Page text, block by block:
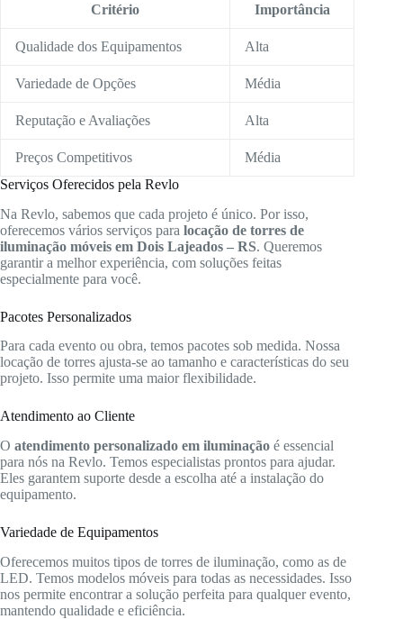
Critério Importância
Qualidade dos Equipamentos Alta
Variedade de Opções Média
Reputação e Avaliações Alta
Preços Competitivos
Média
Serviços Oferecidos pela Revlo
Na Revlo, sabemos que cada projeto é único. Por isso,
oferecemos vários serviços para locação de torres de
iluminação móveis em Dois Lajeados – RS. Queremos
garantir a melhor experiência, com soluções feitas
especialmente para você.
Pacotes Personalizados
Para cada evento ou obra, temos pacotes sob medida. Nossa
locação de torres ajusta-se ao tamanho e características do seu
projeto. Isso permite uma maior flexibilidade.
Atendimento ao Cliente
O atendimento personalizado em iluminação é essencial
para nós na Revlo. Temos especialistas prontos para ajudar.
Eles garantem suporte desde a escolha até a instalação do
equipamento.
Variedade de Equipamentos
Oferecemos muitos tipos de torres de iluminação, como as de
LED. Temos modelos móveis para todas as necessidades. Isso
nos permite encontrar a solução perfeita para qualquer evento,
mantendo qualidade e eficiência.